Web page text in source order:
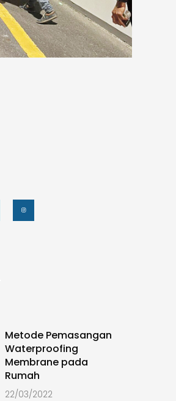
Metode Pemasangan
Waterproofing
Membrane pada
Rumah
22/03/2022